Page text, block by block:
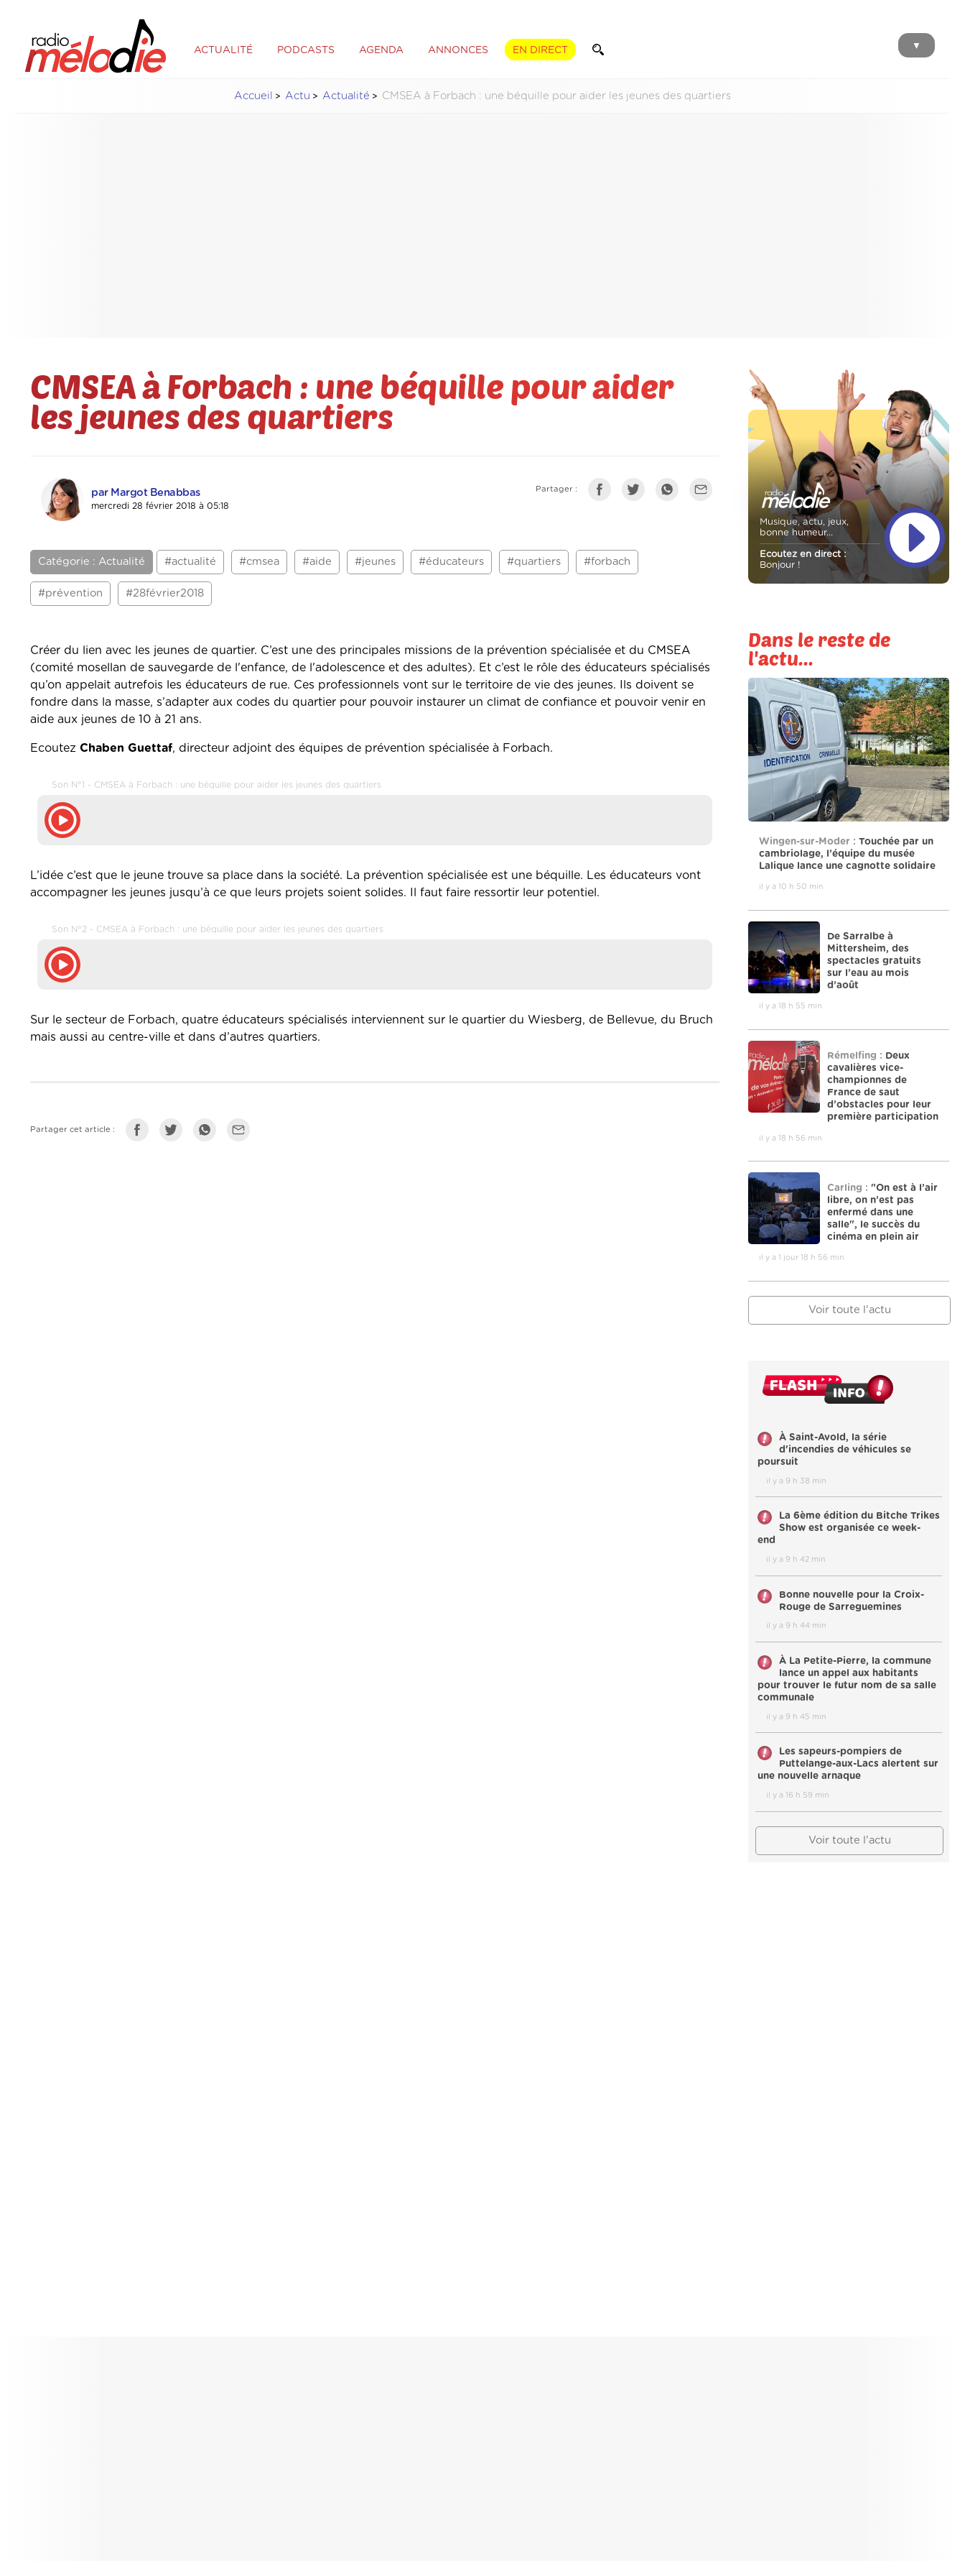
ACTUALITÉ PODCASTS AGENDA ANNONCES EN DIRECT ▼
Accueil Actu Actualité CMSEA à Forbach : une béquille pour aider les jeunes des quartiers
CMSEA à Forbach : une béquille pour aider
les jeunes des quartiers
par Margot Benabbas
mercredi 28 février 2018 à 05:18
Partager :
Catégorie : Actualité #actualité #cmsea #aide #jeunes #éducateurs #quartiers #forbach
#prévention #28février2018
Créer du lien avec les jeunes de quartier. C’est une des principales missions de la prévention spécialisée et du CMSEA
(comité mosellan de sauvegarde de l'enfance, de l'adolescence et des adultes). Et c’est le rôle des éducateurs spécialisés
qu’on appelait autrefois les éducateurs de rue. Ces professionnels vont sur le territoire de vie des jeunes. Ils doivent se
fondre dans la masse, s’adapter aux codes du quartier pour pouvoir instaurer un climat de confiance et pouvoir venir en
aide aux jeunes de 10 à 21 ans.
Ecoutez Chaben Guettaf, directeur adjoint des équipes de prévention spécialisée à Forbach.
Son N°1 - CMSEA à Forbach : une béquille pour aider les jeunes des quartiers
L’idée c’est que le jeune trouve sa place dans la société. La prévention spécialisée est une béquille. Les éducateurs vont
accompagner les jeunes jusqu’à ce que leurs projets soient solides. Il faut faire ressortir leur potentiel.
Son N°2 - CMSEA à Forbach : une béquille pour aider les jeunes des quartiers
Sur le secteur de Forbach, quatre éducateurs spécialisés interviennent sur le quartier du Wiesberg, de Bellevue, du Bruch
mais aussi au centre-ville et dans d’autres quartiers.
Partager cet article :
Musique, actu, jeux,
bonne humeur...
Ecoutez en direct :
Bonjour !
Dans le reste de
l'actu...
Wingen-sur-Moder : Touchée par un
cambriolage, l’équipe du musée
Lalique lance une cagnotte solidaire
il y a 10 h 50 min
De Sarralbe à
Mittersheim, des
spectacles gratuits
sur l’eau au mois
d’août
il y a 18 h 55 min
Rémelfing : Deux
cavalières vice-
championnes de
France de saut
d’obstacles pour leur
première participation
il y a 18 h 56 min
Carling : "On est à l’air
libre, on n’est pas
enfermé dans une
salle", le succès du
cinéma en plein air
il y a 1 jour 18 h 56 min
Voir toute l'actu
À Saint-Avold, la série
d'incendies de véhicules se
poursuit
il y a 9 h 38 min
La 6ème édition du Bitche Trikes
Show est organisée ce week-
end
il y a 9 h 42 min
Bonne nouvelle pour la Croix-
Rouge de Sarreguemines
il y a 9 h 44 min
À La Petite-Pierre, la commune
lance un appel aux habitants
pour trouver le futur nom de sa salle
communale
il y a 9 h 45 min
Les sapeurs-pompiers de
Puttelange-aux-Lacs alertent sur
une nouvelle arnaque
il y a 16 h 59 min
Voir toute l'actu